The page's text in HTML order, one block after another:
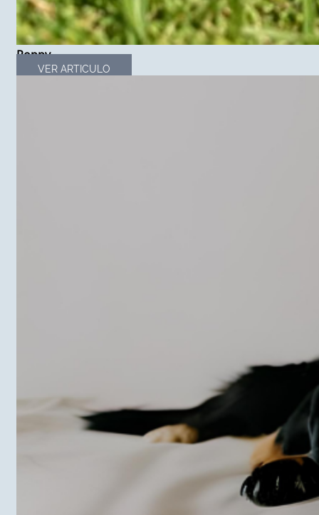
Poppy
VER ARTICULO